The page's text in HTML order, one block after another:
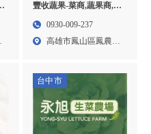
豐收蔬果-菜商,蔬果商,高
雄菜商,鳳山蔬果商,鳳山
0930-009-237
高雄市鳳山區鳳農市
台中市